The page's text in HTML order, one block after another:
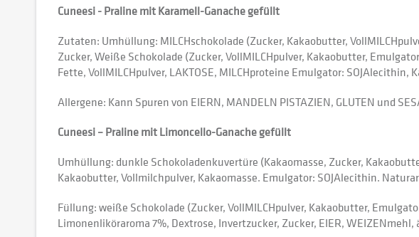
Cuneesi - Praline mit Karamell-Ganache gefüllt
Zutaten: Umhüllung: MILCHschokolade (Zucker, Kakaobutter,
Zucker, Weiße Schokolade (Zucker, VollMILCHpulver, Kakaobutter,
Fette, VollMILCHpulver, LAKTOSE, MILCHproteine Emulgator: SOJAlecithin,
Allergene: Kann Spuren von EIERN, MANDELN PISTAZIEN, GLUTEN und
Cuneesi – Praline mit Limoncello-Ganache gefüllt
Umhüllung: dunkle Schokoladenkuvertüre (Kakaomasse, Zucker,
Kakaobutter, Vollmilchpulver, Kakaomasse. Emulgator: SOJAlecithin.
Füllung: weiße Schokolade (Zucker, VollMILCHpulver, Kakaobutter,
Limonenliköraroma 7%, Dextrose, Invertzucker, Zucker, EIER,